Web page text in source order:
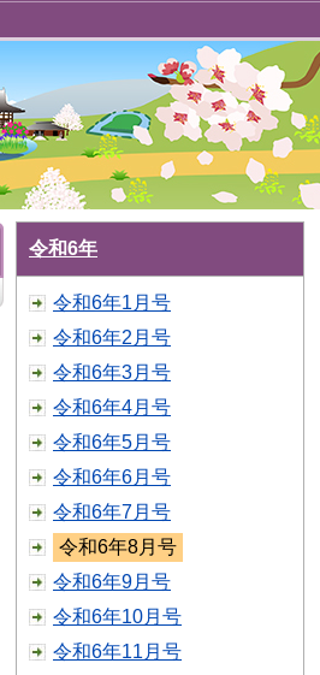
令和6年
令和6年1月号
令和6年2月号
令和6年3月号
令和6年4月号
令和6年5月号
令和6年6月号
令和6年7月号
令和6年8月号
令和6年9月号
令和6年10月号
令和6年11月号